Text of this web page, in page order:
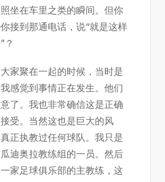
坐在车里之类的瞬间。但你
接到那通电话，说“就是这样
？
家聚在一起的时候，当时是
感觉到事情正在发生。他们
了。我也非常确信这是正确
受。当然这也是巨大的风
正执教过任何球队。我只是
迪奥拉教练组的一员。然后
家足球俱乐部的主教练，这